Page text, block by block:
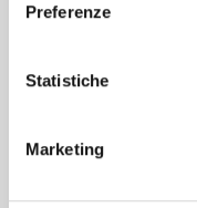
Preferenze
Statistiche
Marketing
Scopri un servizio